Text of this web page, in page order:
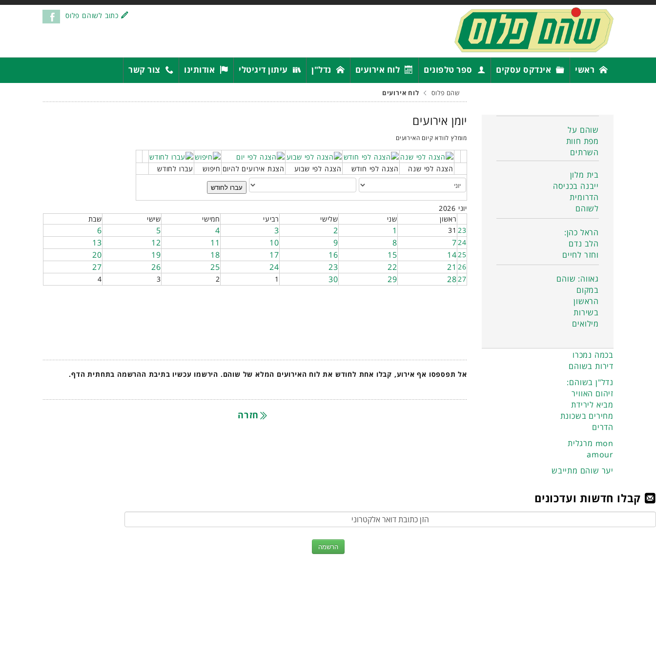
כתוב לשוהם פלוס
ראשי אינדקס עסקים ספר טלפונים לוח אירועים נדל"ן עיתון דיגיטלי אודותינו צור קשר
שהם פלוס לוח אירועים
יומן אירועים
מומלץ לוודא קיום האירועים
הצגה לפי שנה הצגה לפי חודש הצגה לפי שבוע הצגת אירועים להיום חיפוש
עברו לחודש
עברו לחודש
יוני 2026
ראשון
שני שלישי רביעי חמישי שישי
שבת
23
31
1
2
3
4
5
6
24
7
8
9
10
11
12
13
25
14
15
16
17
18
19
20
26
21
22
23
24
25
26
27
27
28
29
30
1
2
3
4
אל תפספסו אף אירוע, קבלו אחת לחודש את לוח האירועים המלא של שוהם. הירשמו עכשיו בתיבת ההרשמה בתחתית הדף.
חזרה
שוהם על
מפת חוות
השרתים
בית מלון
ייבנה בכניסה
הדרומית
לשוהם
הראל כהן:
הלב נדם
וחזר לחיים
גאווה: שוהם
במקום
הראשון
בשירות
מילואים
בכמה נמכרו
דירות בשוהם
נדל"ן בשוהם:
זיהום האוויר
מביא לירידת
מחירים בשכונת
הדרים
מרגלית mon
amour
יער שוהם מתייבש
קבלו חדשות ועדכונים